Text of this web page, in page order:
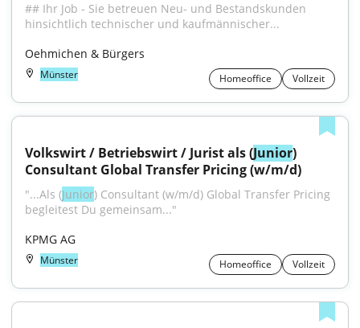
## Ihr Job - Sie betreuen Neu- und Bestandskunden
hinsichtlich technischer und kaufmännischer...
Oehmichen & Bürgers
Münster Homeoffice Vollzeit
Volkswirt / Betriebswirt / Jurist als (Junior)
Consultant Global Transfer Pricing (w/m/d)
"...Als (Junior) Consultant (w/m/d) Global Transfer Pricing
begleitest Du gemeinsam..."
KPMG AG
Münster Homeoffice Vollzeit